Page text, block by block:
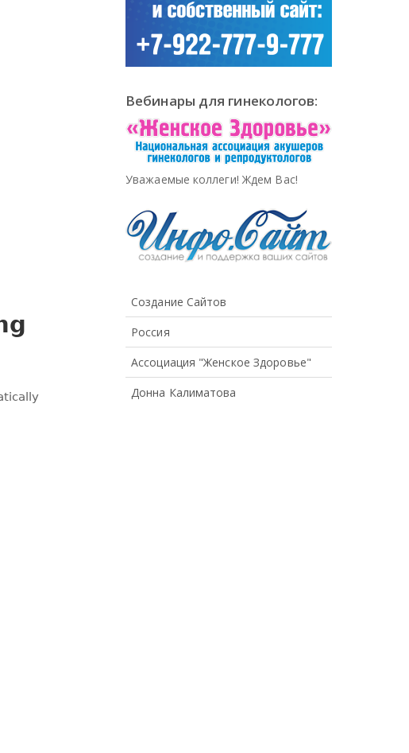
Вебинары для гинекологов:
Уважаемые коллеги! Ждем Вас!
Создание Сайтов
Россия
Ассоциация "Женское Здоровье"
Донна Калиматова